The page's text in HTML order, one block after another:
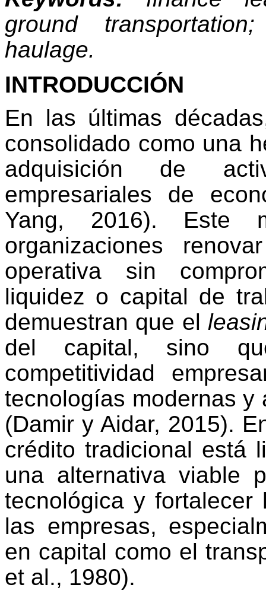
ground
haulage.
INTRODUCCIÓN
En las últimas
consolidado como una
adquisición de
empresariales de
Yang, 2016). Este
organizaciones
operativa sin
liquidez o capital de
demuestran que el
del capital, sino
competitividad
tecnologías modernas y
(Damir yAidar, 2015).
crédito tradicional está
una alternativa viable
tecnológica y fortalecer
las empresas,
en capital como el
et al., 1980).